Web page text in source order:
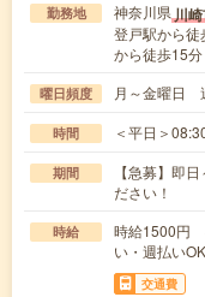
勤務地 神奈川県川
登戸駅から
から徒歩15分
曜日頻度 月～金曜日
時間 ＜平日＞
期間
【急募】即
ださい！
時給
時給1500円
い・週払いOK
交通費